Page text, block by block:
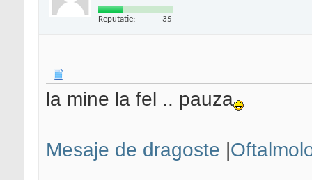
Reputatie: 35
la mine la fel .. pauza
Mesaje de dragoste |